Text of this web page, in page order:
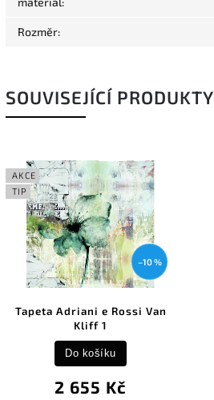
Rozměr:
SOUVISEJÍCÍ PRODUKTY
AKCE
TIP
–10 %
Tapeta Adriani e Rossi Van
Kliff 1
2 655 Kč
Do košíku